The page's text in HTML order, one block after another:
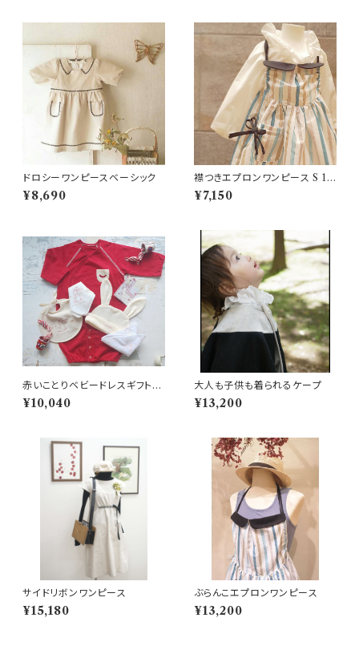
ドロシーワンピースベーシック
¥8,690
襟つきエプロンワンピース S 1
～5歳
¥7,150
赤いことりベビードレスギフトセ
ット 新生児
¥10,040
大人も子供も着られるケープ
¥13,200
サイドリボンワンピース
¥15,180
ぶらんこエプロンワンピース
¥13,200